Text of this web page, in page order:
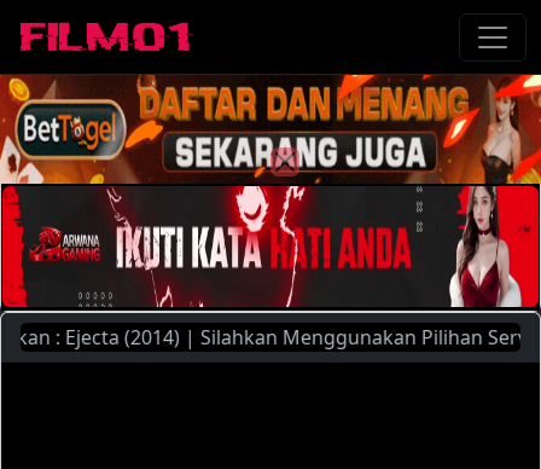
: Ejecta (2014) | Silahkan Menggunakan Pilihan